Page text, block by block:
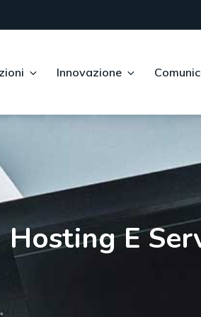
Innovazione
Hosting E